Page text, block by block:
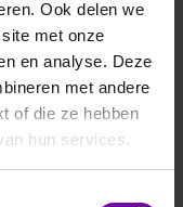
Ook delen we
met onze
en analyse. Deze
met andere
of die ze hebben
hun services.
met uitgebreide